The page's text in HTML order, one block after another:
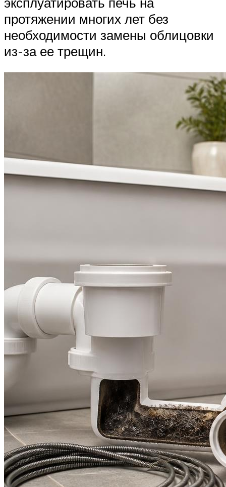
протяжении многих лет без
необходимости замены облицовки
из-за ее трещин.